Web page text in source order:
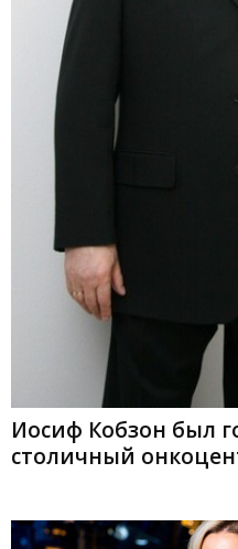
Иосиф Кобзон был
столичный